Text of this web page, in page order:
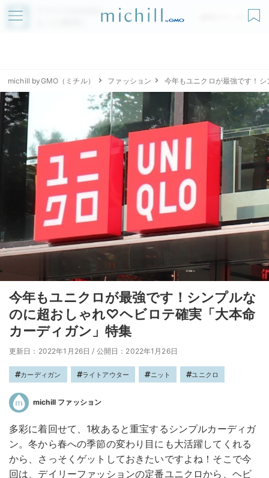
アプリでmichillが
無料ダウンロード
michill byGMO（ミチル） ファッション 今年もユニクロが最強です！
今年もユニクロが最強です！シンプルな
のに超おしゃれ♡ヘビロテ確実「大本命
カーディガン」特集
更新日：2022年1月26日 / 公開日：2022年1月26日
カーディガン ライトアウター ニット ユニクロ
michill ファッション
多彩に着回せて、1枚あると重宝するシンプルカーディガ
ン。冬から春への季節の変わり目にも大活躍してくれる
から、さっそくゲットしておきたいですよね！そこで今
回は、デイリーファッションの定番ユニクロから、ヘビ